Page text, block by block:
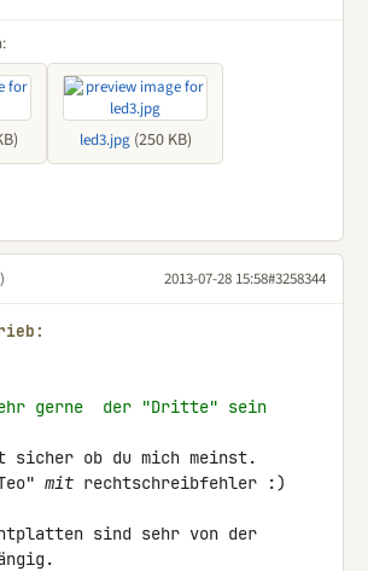
led3.jpg(250 KB)
2013-07-28 15:58#3258344
gerne  der "Dritte" sein
sicher ob du mich meinst.
mit rechtschreibfehler :)
sind sehr von der